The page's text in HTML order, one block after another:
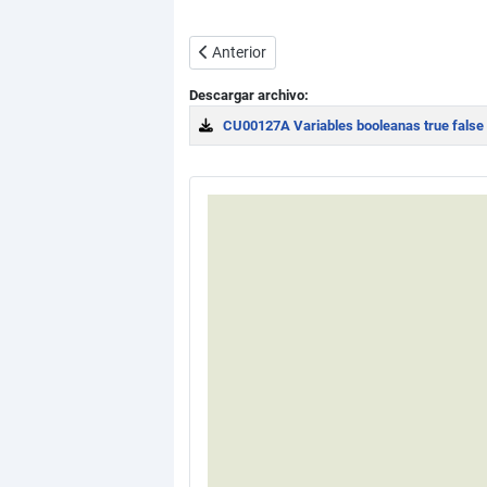
Artículo anterior: Contenido y asignación
Anterior
Descargar archivo:
CU00127A Variables booleanas true